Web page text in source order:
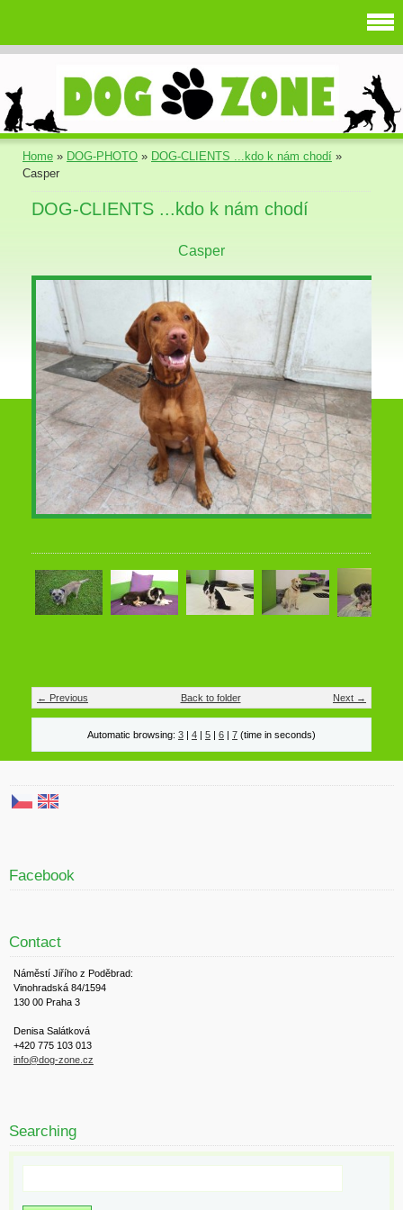
Home » DOG-PHOTO » DOG-CLIENTS ...kdo k nám chodí »
Casper
DOG-CLIENTS ...kdo k nám chodí
Casper
← Previous Next →
Back to folder
Automatic browsing: 3 | 4 | 5 | 6 | 7 (time in seconds)
Facebook
Contact
Náměstí Jiřího z Poděbrad:
Vinohradská 84/1594
130 00 Praha 3
Denisa Salátková
+420 775 103 013
info@dog-zone.cz
Searching